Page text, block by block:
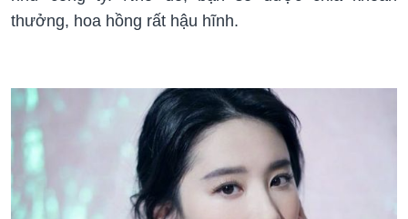
thưởng, hoa hồng rất hậu hĩnh.